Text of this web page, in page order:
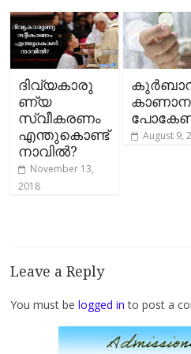
ദിവ്യകാരു
ണ്യ
സ്വീകരണം
എന്തുകൊണ്ട്
നാവില്‍?
November 13,
2018
August 9,
Leave a Reply
You must belogged in to post a